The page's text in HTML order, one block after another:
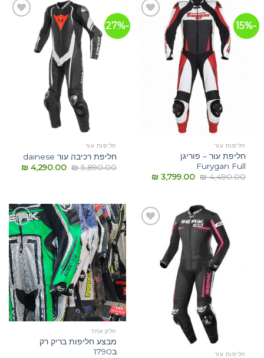
-15%
חליפות עור
חליפת עור – פוריגן
Furygan Full
₪4,490.00
₪3,799.00
-27%
חליפות עור
חליפת רכיבה עור dainese
₪5,890.00
₪4,290.00
חליפות עור
הוסף
לרשימת
חלק אחד
מבצע חליפות בריק רק
ב1790